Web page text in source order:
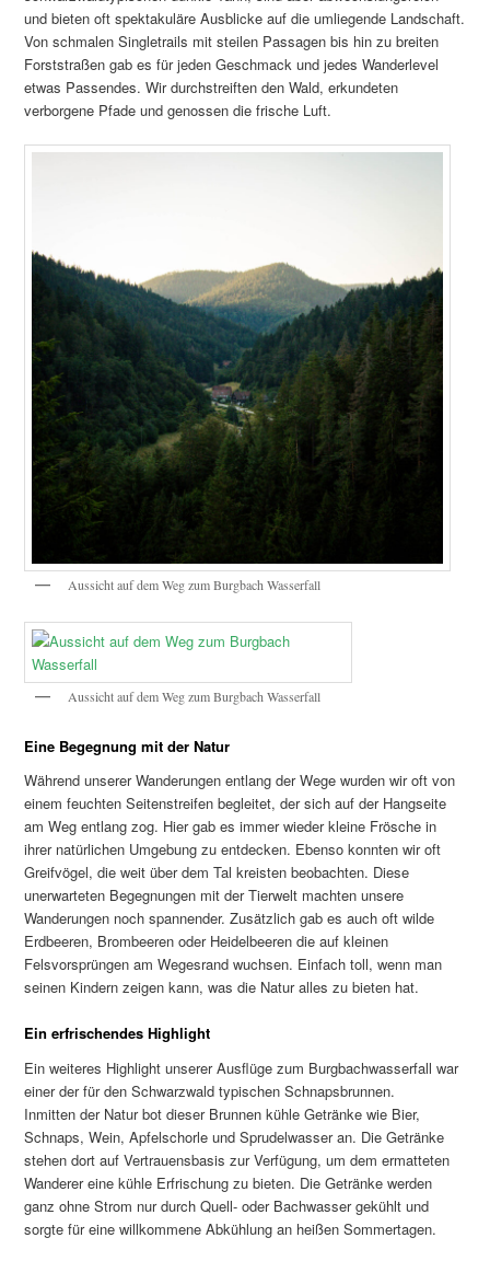
und bieten oft spektakuläre Ausblicke auf die umliegende Landschaft.
Von schmalen Singletrails mit steilen Passagen bis hin zu breiten
Forststraßen gab es für jeden Geschmack und jedes Wanderlevel
etwas Passendes. Wir durchstreiften den Wald, erkundeten
verborgene Pfade und genossen die frische Luft.
Aussicht auf dem Weg zum Burgbach Wasserfall
Aussicht auf dem Weg zum Burgbach Wasserfall
Eine Begegnung mit der Natur
Während unserer Wanderungen entlang der Wege wurden wir oft von
einem feuchten Seitenstreifen begleitet, der sich auf der Hangseite
am Weg entlang zog. Hier gab es immer wieder kleine Frösche in
ihrer natürlichen Umgebung zu entdecken. Ebenso konnten wir oft
Greifvögel, die weit über dem Tal kreisten beobachten. Diese
unerwarteten Begegnungen mit der Tierwelt machten unsere
Wanderungen noch spannender. Zusätzlich gab es auch oft wilde
Erdbeeren, Brombeeren oder Heidelbeeren die auf kleinen
Felsvorsprüngen am Wegesrand wuchsen. Einfach toll, wenn man
seinen Kindern zeigen kann, was die Natur alles zu bieten hat.
Ein erfrischendes Highlight
Ein weiteres Highlight unserer Ausflüge zum Burgbachwasserfall war
einer der für den Schwarzwald typischen Schnapsbrunnen.
Inmitten der Natur bot dieser Brunnen kühle Getränke wie Bier,
Schnaps, Wein, Apfelschorle und Sprudelwasser an. Die Getränke
stehen dort auf Vertrauensbasis zur Verfügung, um dem ermatteten
Wanderer eine kühle Erfrischung zu bieten. Die Getränke werden
ganz ohne Strom nur durch Quell- oder Bachwasser gekühlt und
sorgte für eine willkommene Abkühlung an heißen Sommertagen.